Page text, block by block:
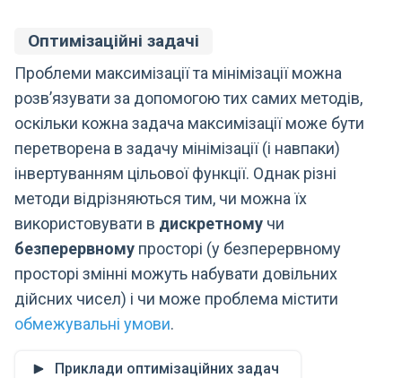
Оптимізаційні задачі
Проблеми максимізації та мінімізації можна
розв’язувати за допомогою тих самих методів,
оскільки кожна задача максимізації може бути
перетворена в задачу мінімізації (і навпаки)
інвертуванням цільової функції. Однак різні
методи відрізняються тим, чи можна їх
використовувати в дискретному чи
безперервному просторі (у безперервному
просторі змінні можуть набувати довільних
дійсних чисел) і чи може проблема містити
обмежувальні умови.
Приклади оптимізаційних задач